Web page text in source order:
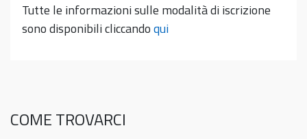
Tutte le informazioni sulle modalità di iscrizione
sono disponibili cliccandoqui
COME TROVARCI